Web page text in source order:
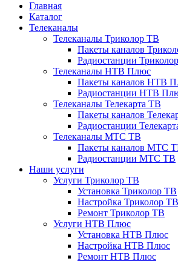
Главная
Каталог
Телеканалы
Телеканалы Триколор ТВ
Пакеты каналов
Радиостанции
Телеканалы НТВ Плюс
Пакеты каналов НТВ
Радиостанции НТВ
Телеканалы Телекарта ТВ
Пакеты каналов
Радиостанции
Телеканалы МТС ТВ
Пакеты каналов МТС
Радиостанции МТС ТВ
Наши услуги
Услуги Триколор ТВ
Установка Триколор ТВ
Настройка Триколор ТВ
Ремонт Триколор ТВ
Услуги НТВ Плюс
Установка НТВ Плюс
Настройка НТВ Плюс
Ремонт НТВ Плюс